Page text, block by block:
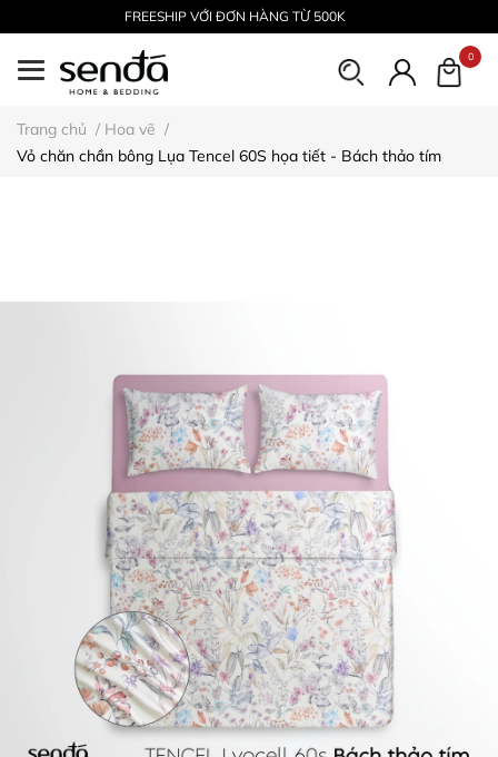
FREESHIP VỚI ĐƠN HÀNG TỪ 500K
0
Trang chủ / Hoa vẽ /
Vỏ chăn chần bông Lụa Tencel 60S họa tiết - Bách thảo tím